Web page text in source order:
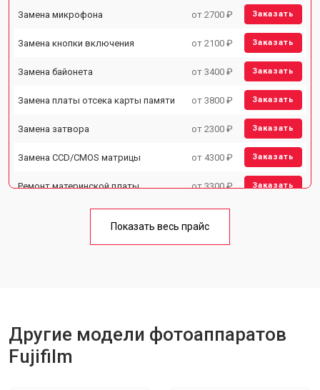
Замена микрофона от 2700 ₽ Заказать
Замена кнопки включения от 2100 ₽ Заказать
Замена байонета от 3400 ₽ Заказать
Замена платы отсека карты памяти от 3800 ₽ Заказать
Замена затвора от 2300 ₽ Заказать
Замена CCD/CMOS матрицы от 4300 ₽ Заказать
Ремонт материнской платы от 3300 ₽ Заказать
Показать весь прайс
Другие модели фотоаппаратов
Fujifilm